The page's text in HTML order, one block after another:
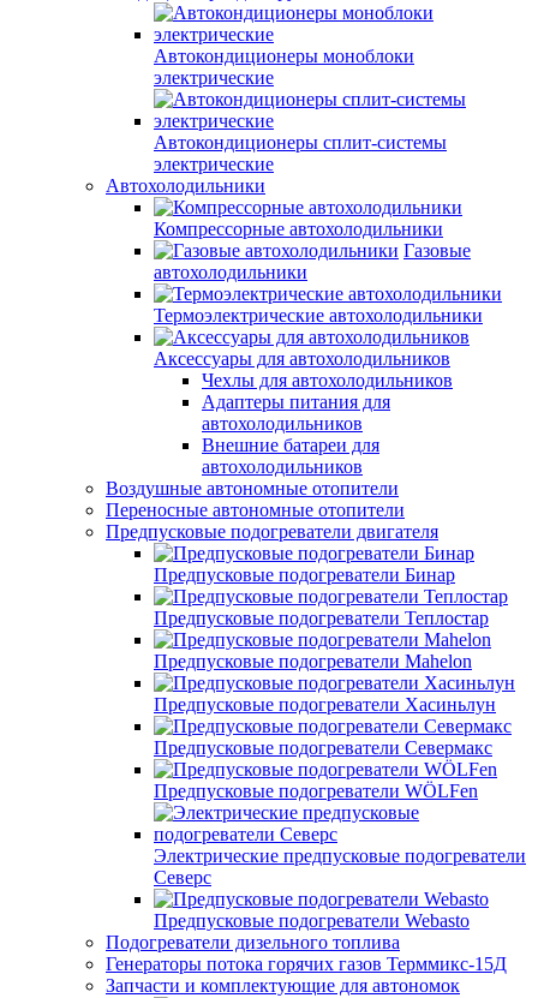
Автокондиционеры моноблоки
электрические
Автокондиционеры сплит-системы
электрические
Автохолодильники
Компрессорные автохолодильники
Газовые
автохолодильники
Термоэлектрические автохолодильники
Аксессуары для автохолодильников
Чехлы для автохолодильников
Адаптеры питания для
автохолодильников
Внешние батареи для
автохолодильников
Воздушные автономные отопители
Переносные автономные отопители
Предпусковые подогреватели двигателя
Предпусковые подогреватели Бинар
Предпусковые подогреватели Теплостар
Предпусковые подогреватели Mahelon
Предпусковые подогреватели Хасиньлун
Предпусковые подогреватели Севермакс
Предпусковые подогреватели WÖLFen
Электрические предпусковые подогреватели
Северс
Предпусковые подогреватели Webasto
Подогреватели дизельного топлива
Генераторы потока горячих газов Терммикс-15Д
Запчасти и комплектующие для автономок